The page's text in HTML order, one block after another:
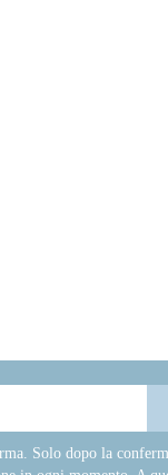
Solo dopo la